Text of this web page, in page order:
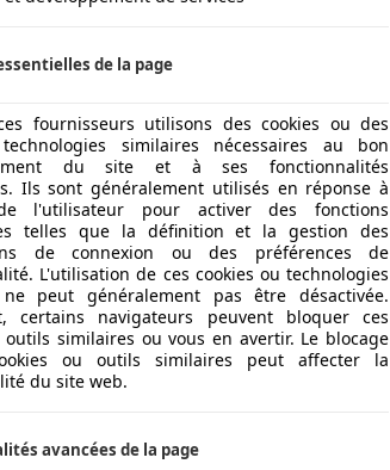
de la page
fournisseurs utilisons des cookies ou des
similaires nécessaires au bon
du site et à ses fonctionnalités
Ils sont généralement utilisés en réponse à
l'utilisateur pour activer des fonctions
telles que la définition et la gestion des
de connexion ou des préférences de
L'utilisation de ces cookies ou technologies
peut généralement pas être désactivée.
certains navigateurs peuvent bloquer ces
outils similaires ou vous en avertir. Le blocage
ou outils similaires peut affecter la
du site web.
avancées de la page